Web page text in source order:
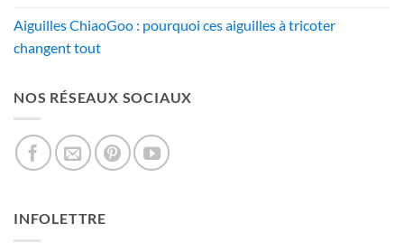
Aiguilles ChiaoGoo : pourquoi ces aiguilles à tricoter
changent tout
NOS RÉSEAUX SOCIAUX
INFOLETTRE